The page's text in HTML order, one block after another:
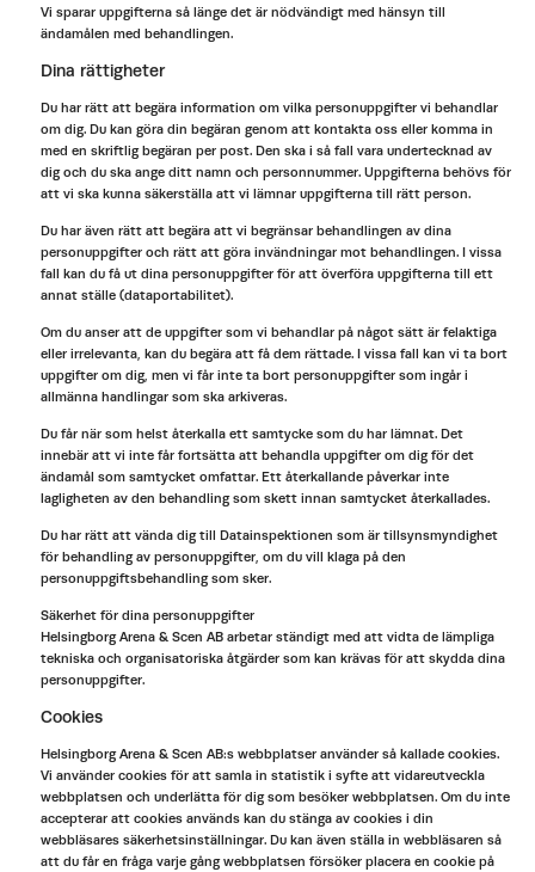
Vi sparar uppgifterna så länge det är nödvändigt med hänsyn till
ändamålen med behandlingen.
Dina rättigheter
Du har rätt att begära information om vilka personuppgifter vi behandlar
om dig. Du kan göra din begäran genom att kontakta oss eller komma in
med en skriftlig begäran per post. Den ska i så fall vara undertecknad av
dig och du ska ange ditt namn och personnummer. Uppgifterna behövs för
att vi ska kunna säkerställa att vi lämnar uppgifterna till rätt person.
Du har även rätt att begära att vi begränsar behandlingen av dina
personuppgifter och rätt att göra invändningar mot behandlingen. I vissa
fall kan du få ut dina personuppgifter för att överföra uppgifterna till ett
annat ställe (dataportabilitet).
Om du anser att de uppgifter som vi behandlar på något sätt är felaktiga
eller irrelevanta, kan du begära att få dem rättade. I vissa fall kan vi ta bort
uppgifter om dig, men vi får inte ta bort personuppgifter som ingår i
allmänna handlingar som ska arkiveras.
Du får när som helst återkalla ett samtycke som du har lämnat. Det
innebär att vi inte får fortsätta att behandla uppgifter om dig för det
ändamål som samtycket omfattar. Ett återkallande påverkar inte
lagligheten av den behandling som skett innan samtycket återkallades.
Du har rätt att vända dig till Datainspektionen som är tillsynsmyndighet
för behandling av personuppgifter, om du vill klaga på den
personuppgiftsbehandling som sker.
Säkerhet för dina personuppgifter
Helsingborg Arena & Scen AB arbetar ständigt med att vidta de lämpliga
tekniska och organisatoriska åtgärder som kan krävas för att skydda dina
personuppgifter.
Cookies
Helsingborg Arena & Scen AB:s webbplatser använder så kallade cookies.
Vi använder cookies för att samla in statistik i syfte att vidareutveckla
webbplatsen och underlätta för dig som besöker webbplatsen. Om du inte
accepterar att cookies används kan du stänga av cookies i din
webbläsares säkerhetsinställningar. Du kan även ställa in webbläsaren så
att du får en fråga varje gång webbplatsen försöker placera en cookie på